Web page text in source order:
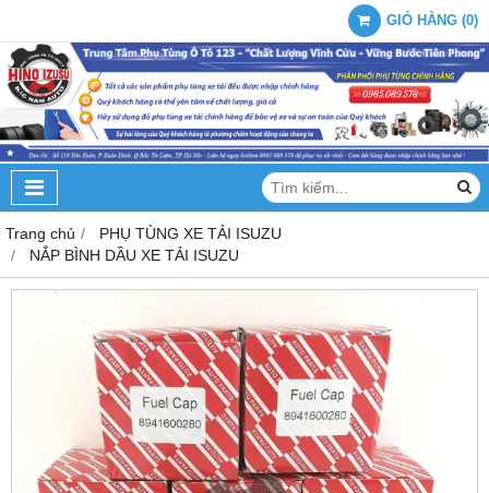
GIỎ HÀNG (0)
Trang chủ
PHỤ TÙNG XE TẢI ISUZU
NẮP BÌNH DẦU XE TẢI ISUZU